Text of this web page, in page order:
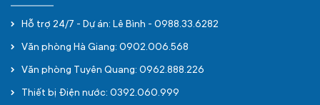
Hỗ trợ 24/7 - Dự án: Lê Bình - 0988.33.6282
Văn phòng Hà Giang: 0902.006.568
Văn phòng Tuyên Quang: 0962.888.226
Thiết bị Điện nước: 0392.060.999